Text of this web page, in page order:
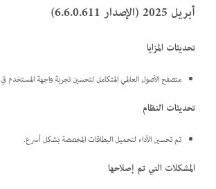
أبريل 2025 (الإصدار 6.6.0.611)
تحديثات المزايا
متصفح الأصول العالمي المتكامل لتحسين تجربة واجهة المستخدم في
تحديثات النظام
تم تحسين الأداء لتحميل البطاقات المخصصة بشكل أسرع.
المشكلات التي تم إصلاحها